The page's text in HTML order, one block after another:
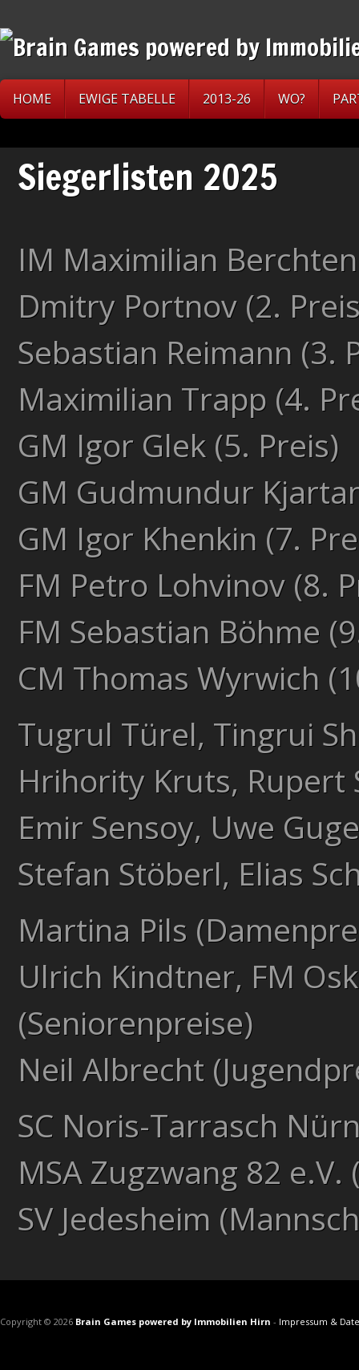
HOME EWIGE TABELLE 2013-26 WO?
Siegerlisten 2025
IM Maximilian
Dmitry Portnov (2.
Sebastian Reimann (3.
Maximilian Trapp (4.
GM Igor Glek (5. Preis)
GM Gudmundur
GM Igor Khenkin (7.
FM Petro Lohvinov (8.
FM Sebastian Böhme
CM Thomas Wyrwich
Tugrul Türel, Tingrui
Hrihority Kruts, Rupert
Emir Sensoy, Uwe
Stefan Stöberl, Elias
Martina Pils
Ulrich Kindtner, FM
(Seniorenpreise)
Neil Albrecht
SC Noris-Tarrasch
MSA Zugzwang 82
SV Jedesheim
Copyright © 2026 Brain Games powered by Immobilien Hirn - Impressum &